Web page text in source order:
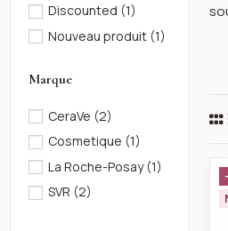
Discounted (1)
Nouveau produit (1)
Marque
CeraVe (2)
Cosmetique (1)
La Roche-Posay (1)
SVR (2)